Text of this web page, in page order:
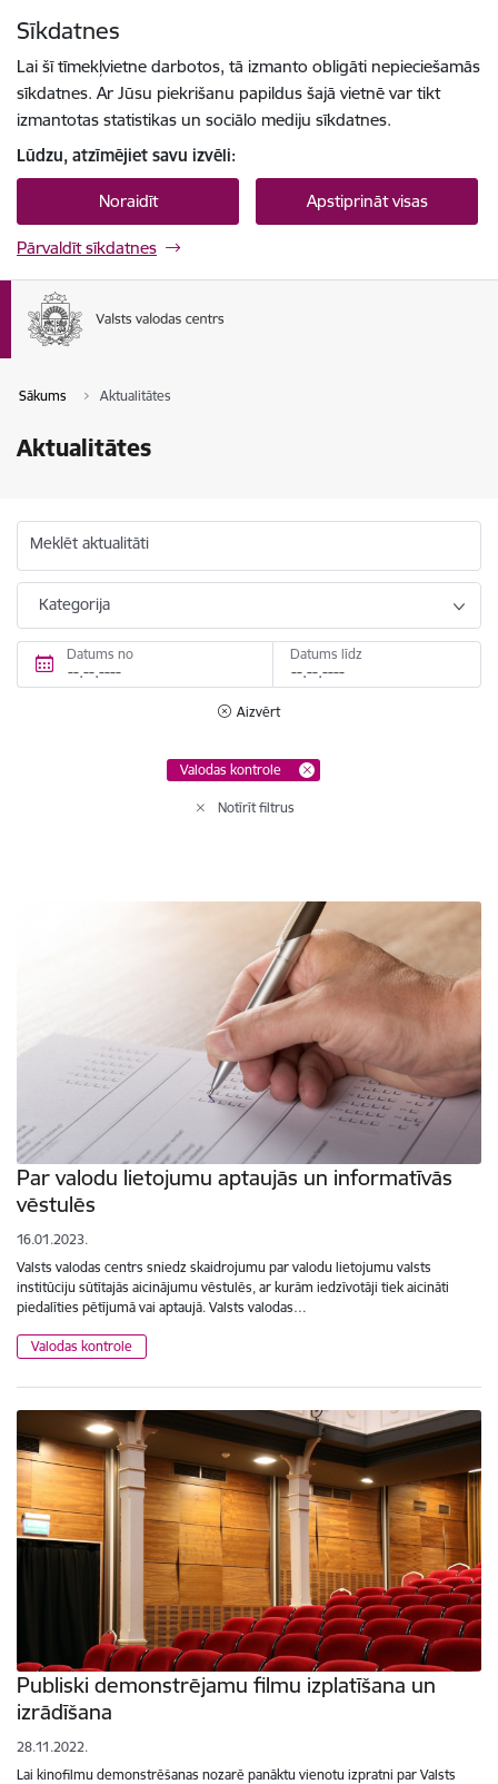
Sīkdatnes
Lai šī tīmekļvietne darbotos, tā izmanto obligāti nepieciešamās
sīkdatnes. Ar Jūsu piekrišanu papildus šajā vietnē var tikt
izmantotas statistikas un sociālo mediju sīkdatnes.
Lūdzu, atzīmējiet savu izvēli:
Noraidīt Apstiprināt visas
Pārvaldīt sīkdatnes
Sākums Aktualitātes
Aktualitātes
Meklēt aktualitāti
Kategorija
Datums no Datums līdz
Aizvērt
Valodas kontrole
Notīrīt filtrus
Par valodu lietojumu aptaujās un informatīvās
vēstulēs
16.01.2023.
Valsts valodas centrs sniedz skaidrojumu par valodu lietojumu valsts
institūciju sūtītajās aicinājumu vēstulēs, ar kurām iedzīvotāji tiek aicināti
piedalīties pētījumā vai aptaujā. Valsts valodas…
Valodas kontrole
Publiski demonstrējamu filmu izplatīšana un
izrādīšana
28.11.2022.
Lai kinofilmu demonstrēšanas nozarē panāktu vienotu izpratni par Valsts